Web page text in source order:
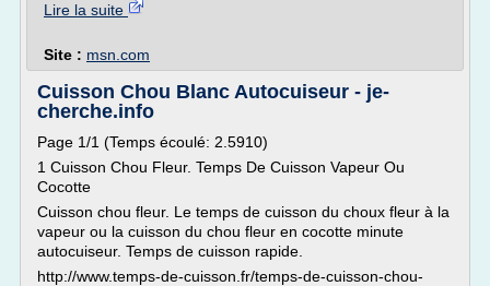
Lire la suite
Site : msn.com
Cuisson Chou Blanc Autocuiseur - je-
cherche.info
Page 1/1 (Temps écoulé: 2.5910)
1 Cuisson Chou Fleur. Temps De Cuisson Vapeur Ou
Cocotte
Cuisson chou fleur. Le temps de cuisson du choux fleur à la
vapeur ou la cuisson du chou fleur en cocotte minute
autocuiseur. Temps de cuisson rapide.
http://www.temps-de-cuisson.fr/temps-de-cuisson-chou-